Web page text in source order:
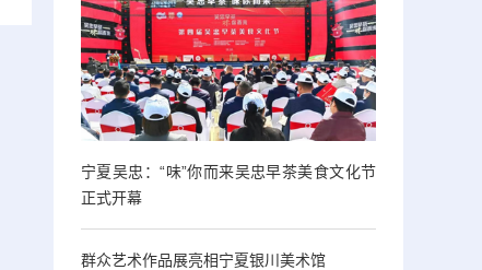
宁夏吴忠：“味”你而来吴忠早茶美食文化节
正式开幕
群众艺术作品展亮相宁夏银川美术馆